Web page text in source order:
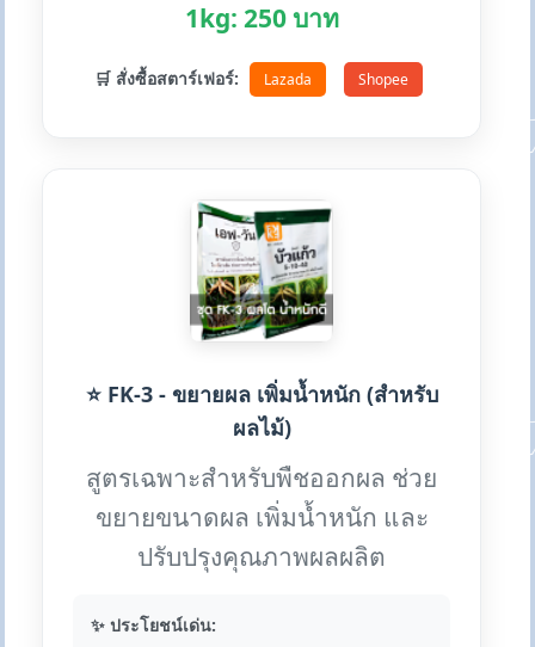
1kg: 250 บาท
🛒 สั่งซื้อสตาร์เฟอร์: Lazada Shopee
⭐ FK-3 - ขยายผล เพิ่มน้ำหนัก (สำหรับ
ผลไม้)
สูตรเฉพาะสำหรับพืชออกผล ช่วย
ขยายขนาดผล เพิ่มน้ำหนัก และ
ปรับปรุงคุณภาพผลผลิต
✨ ประโยชน์เด่น: